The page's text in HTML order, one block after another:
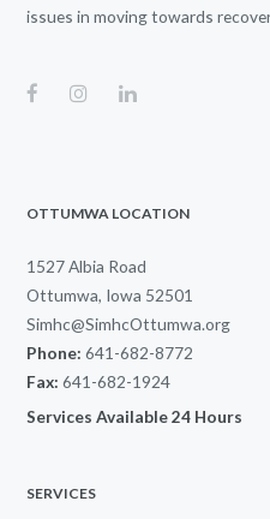
issues in moving towards
OTTUMWA LOCATION
1527 Albia Road
Ottumwa, Iowa 52501
Simhc@SimhcOttumwa.org
Phone: 641-682-8772
Fax: 641-682-1924
Services Available 24 Hours
SERVICES